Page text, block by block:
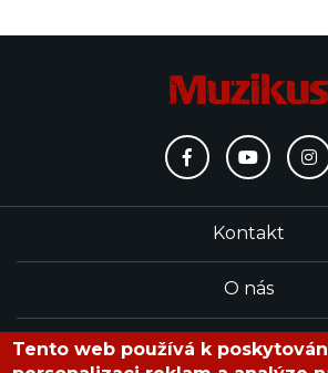
Kontakt
O nás
Redakce
Tento web používá k